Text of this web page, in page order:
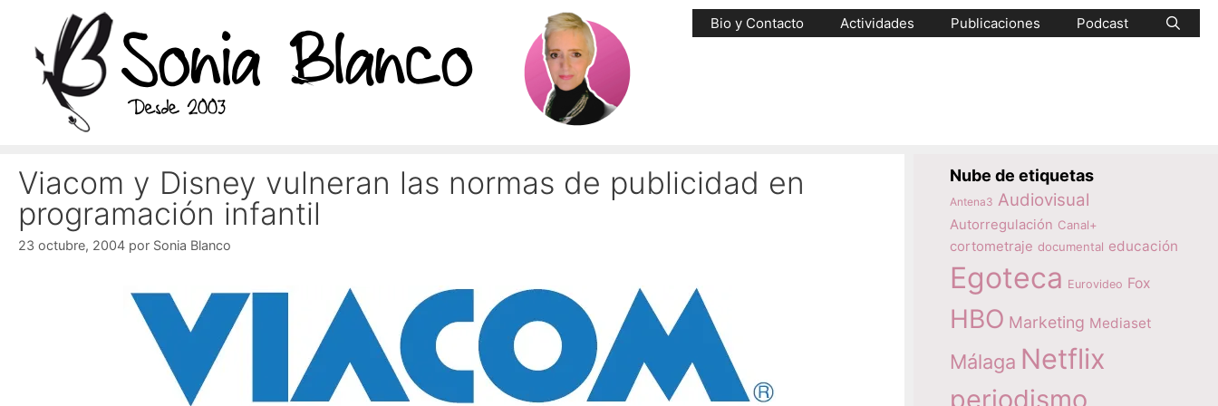
contenido
Bio y Contacto Actividades Publicaciones Podcast
Viacom y Disney vulneran las normas de publicidad en
programación infantil
23 octubre, 2004 por Sonia Blanco
Nube de etiquetas
Antena3 Audiovisual
Autorregulación Canal+
cortometraje documental educación
Egoteca Eurovideo Fox
HBO Marketing Mediaset
Málaga Netflix
periodismo